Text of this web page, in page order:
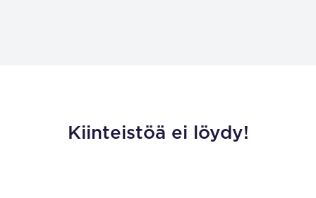
Kiinteistöä ei löydy!